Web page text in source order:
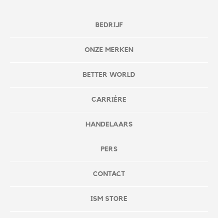
BEDRIJF
ONZE MERKEN
BETTER WORLD
CARRIÈRE
HANDELAARS
PERS
CONTACT
ISM STORE